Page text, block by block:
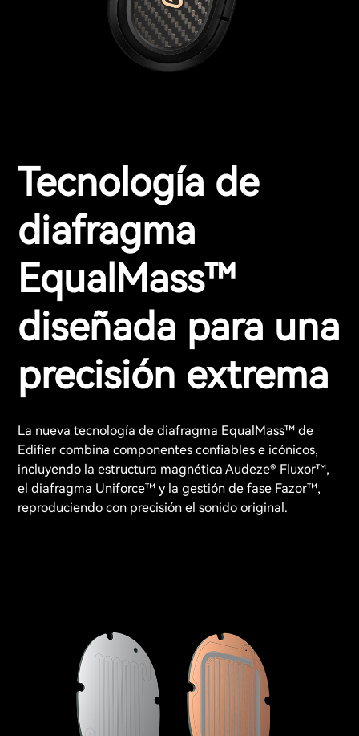
Tecnología de
diafragma
EqualMass™
diseñada para una
precisión extrema
La nueva tecnología de diafragma EqualMass™ de
Edifier combina componentes confiables e icónicos,
incluyendo la estructura magnética Audeze® Fluxor™,
el diafragma Uniforce™ y la gestión de fase Fazor™,
reproduciendo con precisión el sonido original.